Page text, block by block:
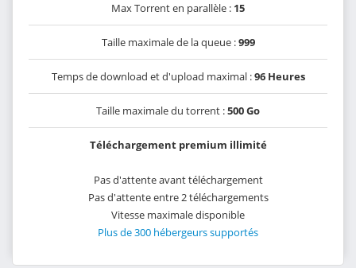
Max Torrent en parallèle : 15
Taille maximale de la queue :999
Temps de download et d'upload maximal :96 Heures
Taille maximale du torrent :500 Go
Téléchargement premium illimité
Pas d'attente avant téléchargement
Pas d'attente entre 2 téléchargements
Vitesse maximale disponible
Plus de 300 hébergeurs supportés